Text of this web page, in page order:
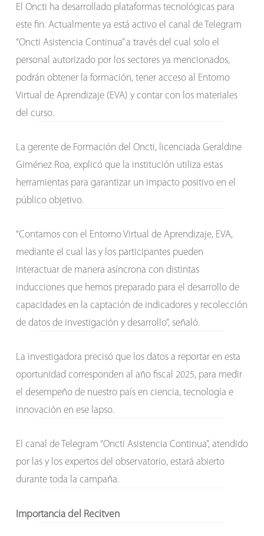
El Oncti ha desarrollado plataformas tecnológicas para
este fin. Actualmente ya está activo el canal de Telegram
“Oncti Asistencia Continua” a través del cual solo el
personal autorizado por los sectores ya mencionados,
podrán obtener la formación, tener acceso al Entorno
Virtual de Aprendizaje (EVA) y contar con los materiales
del curso.
La gerente de Formación del Oncti, licenciada Geraldine
Giménez Roa, explicó que la institución utiliza estas
herramientas para garantizar un impacto positivo en el
público objetivo.
“Contamos con el Entorno Virtual de Aprendizaje, EVA,
mediante el cual las y los participantes pueden
interactuar de manera asíncrona con distintas
inducciones que hemos preparado para el desarrollo de
capacidades en la captación de indicadores y recolección
de datos de investigación y desarrollo”, señaló.
La investigadora precisó que los datos a reportar en esta
oportunidad corresponden al año fiscal 2025, para medir
el desempeño de nuestro país en ciencia, tecnología e
innovación en ese lapso.
El canal de Telegram “Oncti Asistencia Continua”, atendido
por las y los expertos del observatorio, estará abierto
durante toda la campaña.
Importancia del Recitven